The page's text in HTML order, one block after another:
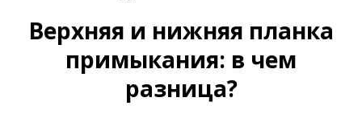
Верхняя и нижняя планка
примыкания: в чем
разница?